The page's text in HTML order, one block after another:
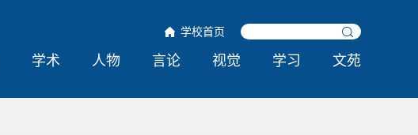
学校首页
学术 人物 言论 视觉 学习 文苑